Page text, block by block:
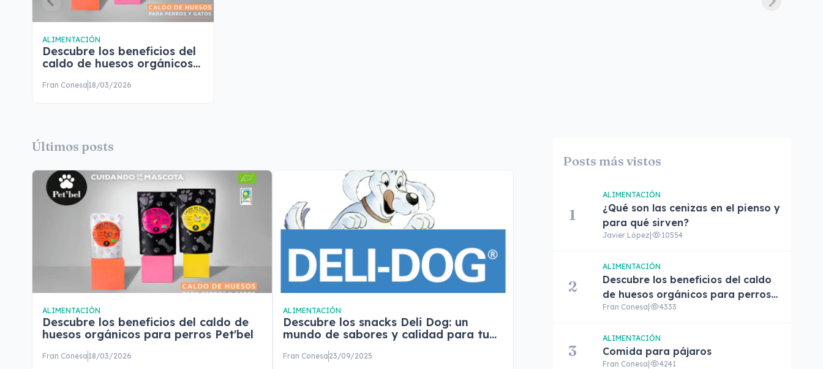
ALIMENTACIÓN
Descubre los beneficios del
caldo de huesos orgánicos
Fran Conesa 18/03/2026
Últimos posts
ALIMENTACIÓN
Descubre los beneficios del caldo de
huesos orgánicos para perros Pet'bel
Fran Conesa 18/03/2026
ALIMENTACIÓN
Descubre los snacks Deli Dog: un
mundo de sabores y calidad para tu
Fran Conesa 23/09/2025
Posts más vistos
1
ALIMENTACIÓN
¿Qué son las cenizas en el pienso y
para qué sirven?
Javier López 10554
2
ALIMENTACIÓN
Descubre los beneficios del caldo
de huesos orgánicos para perros
Pet'bel
Fran Conesa 4333
3
ALIMENTACIÓN
Comida para pájaros
Fran Conesa 4241